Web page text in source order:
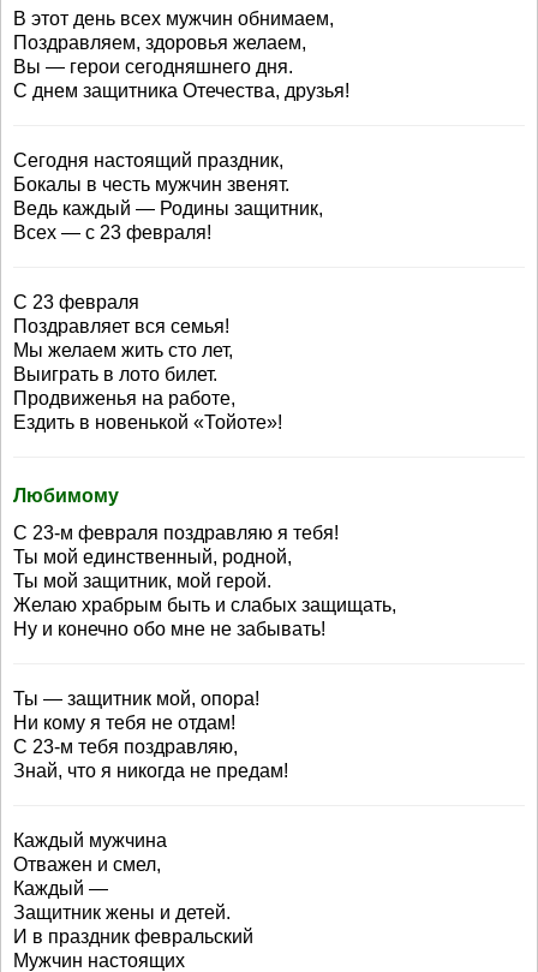
В этот день всех мужчин обнимаем,
Поздравляем, здоровья желаем,
Вы — герои сегодняшнего дня.
С днем защитника Отечества, друзья!
Сегодня настоящий праздник,
Бокалы в честь мужчин звенят.
Ведь каждый — Родины защитник,
Всех — с 23 февраля!
С 23 февраля
Поздравляет вся семья!
Мы желаем жить сто лет,
Выиграть в лото билет.
Продвиженья на работе,
Ездить в новенькой «Тойоте»!
Любимому
С 23-м февраля поздравляю я тебя!
Ты мой единственный, родной,
Ты мой защитник, мой герой.
Желаю храбрым быть и слабых защищать,
Ну и конечно обо мне не забывать!
Ты — защитник мой, опора!
Ни кому я тебя не отдам!
С 23-м тебя поздравляю,
Знай, что я никогда не предам!
Каждый мужчина
Отважен и смел,
Каждый —
Защитник жены и детей.
И в праздник февральский
Мужчин настоящих